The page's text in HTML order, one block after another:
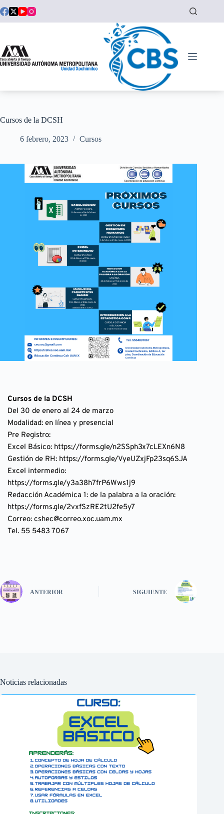
al
contenido
Cursos de la DCSH
6 febrero, 2023 Cursos
Cursos de la DCSH
Del 30 de enero al 24 de marzo
Modalidad: en línea y presencial
Pre Registro:
Excel Básico: https://forms.gle/n2SSph3x7cLEXn6N8
Gestión de RH: https://forms.gle/VyeUZxjFp23sq6SJA
https://forms.gle/y3a38h7frP6Wws1j9
https://forms.gle/2vxfSzRE2tU2fe5y7
Correo: cshec@correo.xoc.uam.mx
Tel. 55 5483 7067
ANTERIOR SIGUIENTE
Noticias relacionadas